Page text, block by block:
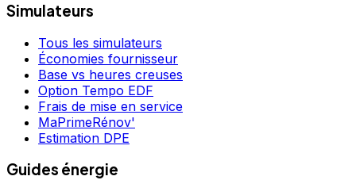
Simulateurs
Tous les simulateurs
Économies fournisseur
Base vs heures creuses
Option Tempo EDF
Frais de mise en service
MaPrimeRénov'
Estimation DPE
Guides énergie